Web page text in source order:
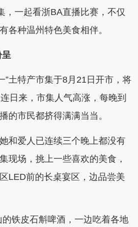
，一起看浙BA直播比赛，不仅
各种温州特色美食相伴。
特产市集于8月21日开市，将
日来，市集人气高涨，每晚到
的市民都挤得满满当当。
爱人已连续三个晚上都没有
现场，挑上一些喜欢的美食，
LED前的长桌宴区，边品尝美
铁皮石斛啤酒，一边吃着各地